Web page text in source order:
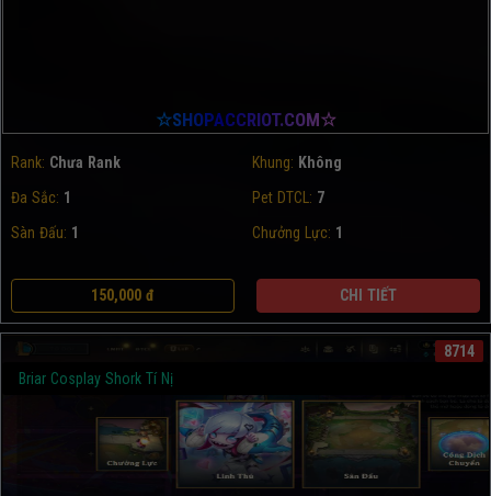
☆SHOPACCRIOT.COM☆
Rank: Chưa Rank Khung: Không
Đa Sắc: 1 Pet DTCL: 7
Sàn Đấu: 1 Chưởng Lực: 1
150,000 đ CHI TIẾT
Briar Cosplay Shork Tí Nị
8714